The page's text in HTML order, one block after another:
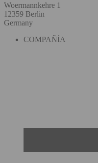
Woermannkehre 1
12359 Berlin
Germany
COMPAÑÍA